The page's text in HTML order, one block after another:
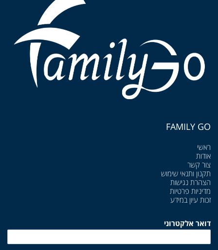
FAMILY GO
ראשי
אודות
צור קשר
תקנון ותנאי שימוש
הצהרת נגישות
מדיניות פרטיות
זכות עיון במידע
דואר אלקטרוני